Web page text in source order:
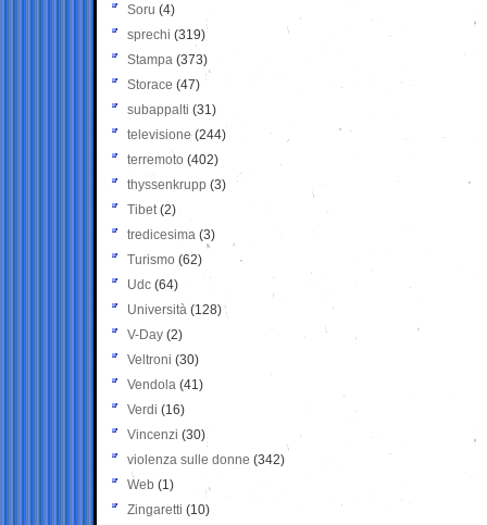
Soru (4)
sprechi (319)
Stampa (373)
Storace (47)
subappalti (31)
televisione(244)
terremoto (402)
thyssenkrupp (3)
Tibet(2)
tredicesima (3)
Turismo (62)
Udc (64)
Università (128)
V-Day (2)
Veltroni (30)
Vendola (41)
Verdi (16)
Vincenzi (30)
violenza sulle donne (342)
Web (1)
Zingaretti (10)